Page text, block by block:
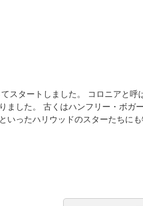
スタートしました。 コロニアと呼
した。 古くはハンフリー・ボガ
ったハリウッドのスターたちにも